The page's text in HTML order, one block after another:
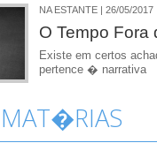
NA ESTANTE | 26/05/2017
O Tempo Fora
Existe em certos
pertence � narrativa